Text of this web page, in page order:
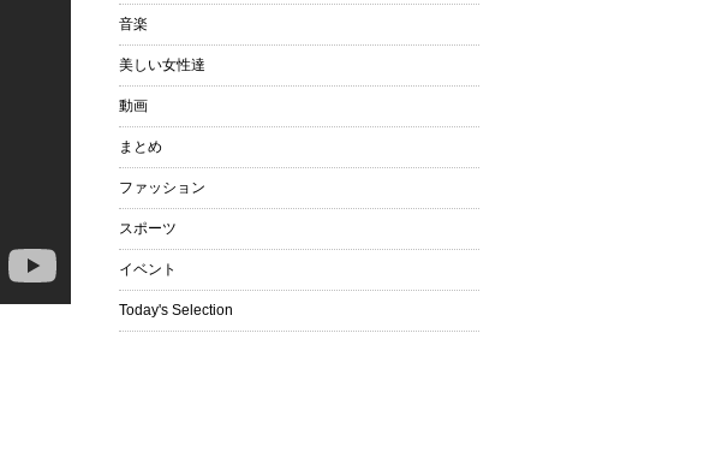
音楽
美しい女性達
動画
まとめ
ファッション
スポーツ
イベント
Today's Selection